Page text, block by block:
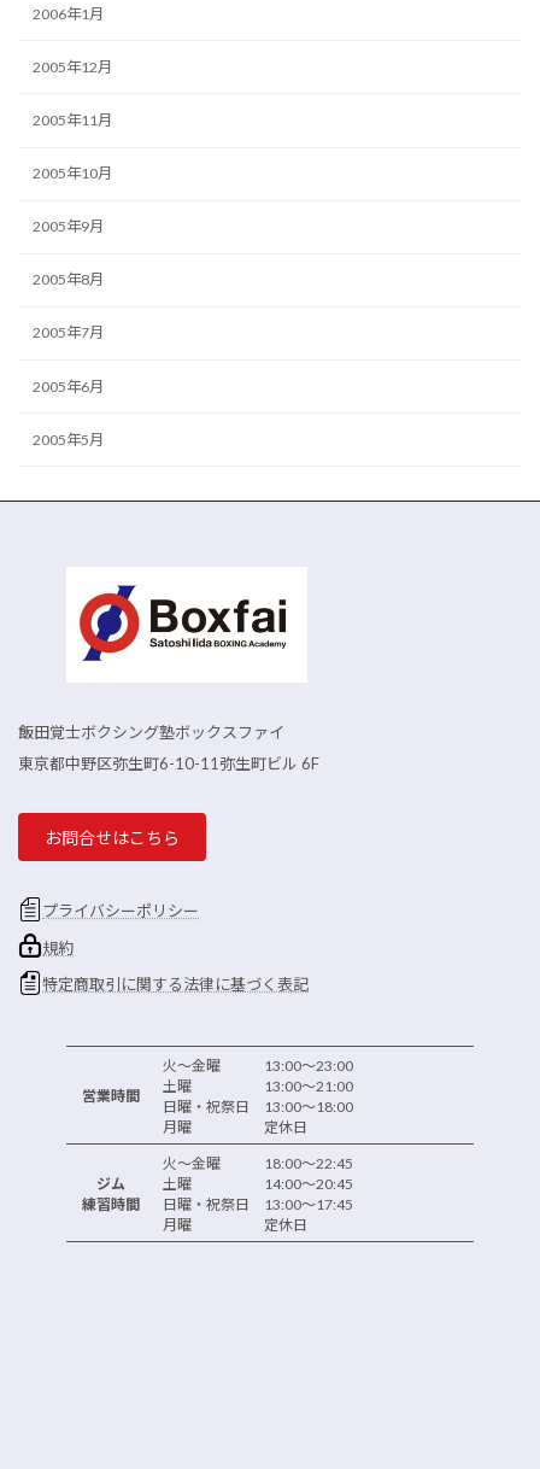
2006年1月
2005年12月
2005年11月
2005年10月
2005年9月
2005年8月
2005年7月
2005年6月
2005年5月
飯田覚士ボクシング塾ボックスファイ
東京都中野区弥生町6-10-11弥生町ビル 6F
お問合せはこちら
プライバシーポリシー
規約
特定商取引に関する法律に基づく表記
営業時間
火～金曜 13:00～23:00
土曜 13:00～21:00
日曜・祝祭日 13:00～18:00
月曜 定休日
ジム
練習時間
火～金曜 18:00～22:45
土曜 14:00～20:45
日曜・祝祭日 13:00～17:45
月曜 定休日